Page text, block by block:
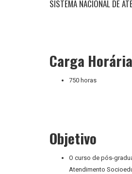
SISTEMA NACIONAL DE
Carga Horária
750 horas
Objetivo
O curso de pós-
Atendimento